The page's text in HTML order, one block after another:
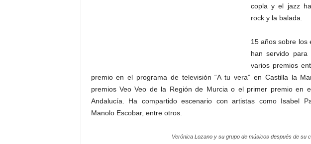
copla y el jazz
rock y la balada.
15 años sobre los
han servido para
varios premios
premio en el programa de televisión “A tu vera” en Castilla la
premios Veo Veo de la Región de Murcia o el primer premio en
Andalucía. Ha compartido escenario con artistas como Isabel
Manolo Escobar, entre otros.
Verónica Lozano y su grupo de músicos después de su